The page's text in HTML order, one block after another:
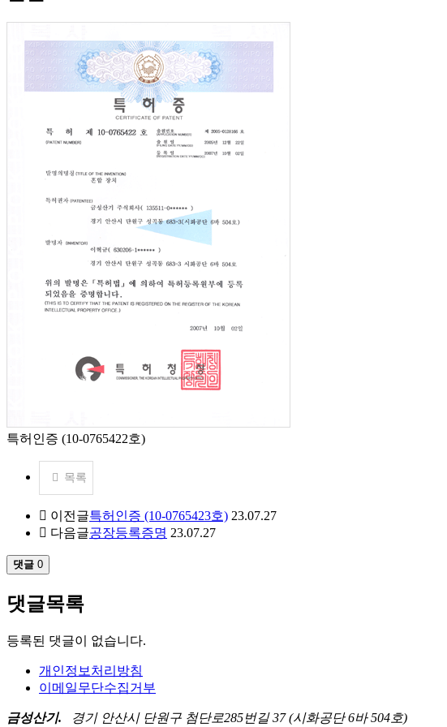
특허인증 (10-0765422호)
목록
이전글특허인증 (10-0765423호) 23.07.27
다음글공장등록증명 23.07.27
댓글 0
댓글목록
등록된 댓글이 없습니다.
개인정보처리방침
이메일무단수집거부
금성산기. 경기 안산시 단원구 첨단로285번길 37 (시화공단 6바 504호)